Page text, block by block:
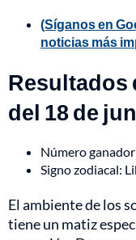
(Síganos en
noticias más
Resultados
del 18 de
Número
Signo zodiacal:
El ambiente de los
tiene un matiz